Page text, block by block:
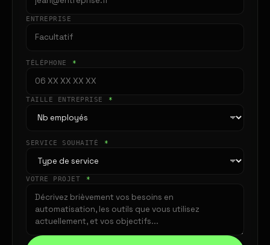
ENTREPRISE
TÉLÉPHONE *
TAILLE ENTREPRISE *
SERVICE SOUHAITÉ *
VOTRE PROJET *